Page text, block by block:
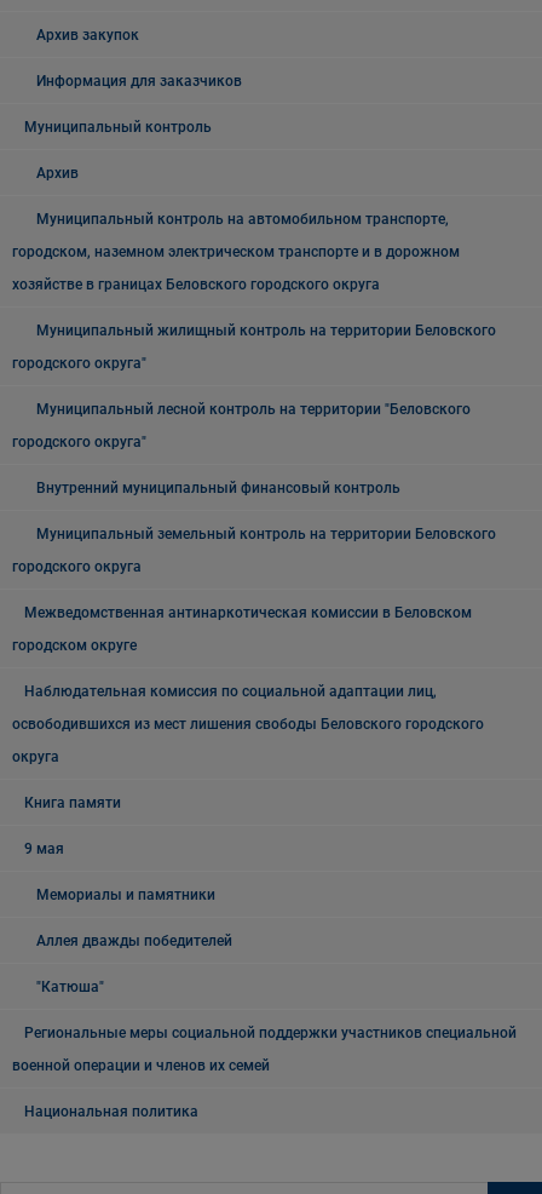
Архив закупок
Информация для заказчиков
Муниципальный контроль
Архив
Муниципальный контроль на автомобильном транспорте,
городском, наземном электрическом транспорте и в дорожном
хозяйстве в границах Беловского городского округа
Муниципальный жилищный контроль на территории Беловского
городского округа"
Муниципальный лесной контроль на территории "Беловского
городского округа"
Внутренний муниципальный финансовый контроль
Муниципальный земельный контроль на территории Беловского
городского округа
Межведомственная антинаркотическая комиссии в Беловском
городском округе
Наблюдательная комиссия по социальной адаптации лиц,
освободившихся из мест лишения свободы Беловского городского
округа
Книга памяти
9 мая
Мемориалы и памятники
Аллея дважды победителей
"Катюша"
Региональные меры социальной поддержки участников специальной
военной операции и членов их семей
Национальная политика